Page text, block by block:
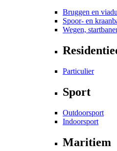
Bruggen en
Spoor- en
Wegen,
Particulier
Sport
Outdoorsport
Indoorsport
Maritiem